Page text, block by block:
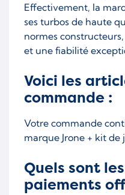
Effectivement, la
ses turbos de haute
normes
et une fiabilité
Voici les
commande :
Votre commande
marque Jrone + kit
Quels sont
paiements